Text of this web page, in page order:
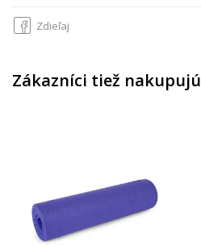
Zdieľaj
Zákazníci tiež nakupujú